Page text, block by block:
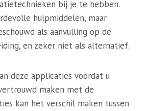
bij je te hebben.
hulpmiddelen, maar
als aanvulling op de
en zeker niet als alternatief.
deze applicaties voordat u
maken met de
kan het verschil maken tussen